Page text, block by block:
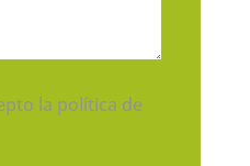
la política de